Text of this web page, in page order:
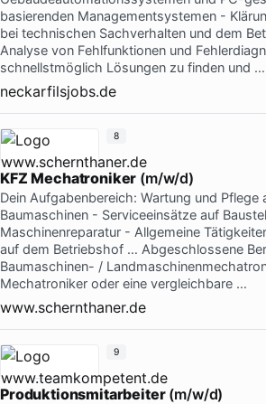
basierenden Managementsystemen -
bei technischen Sachverhalten und dem
Analyse von Fehlfunktionen und
schnellstmöglich Lösungen zu finden und …
neckarfilsjobs.de
KFZ Mechatroniker (m/w/d)
Dein Aufgabenbereich: Wartung und Pflege
Baumaschinen - Serviceeinsätze auf
Maschinenreparatur - Allgemeine
auf dem Betriebshof … Abgeschlossene
Baumaschinen- /
Mechatroniker oder eine vergleichbare …
www.schernthaner.de
8
Produktionsmitarbeiter(m/w/d)
9